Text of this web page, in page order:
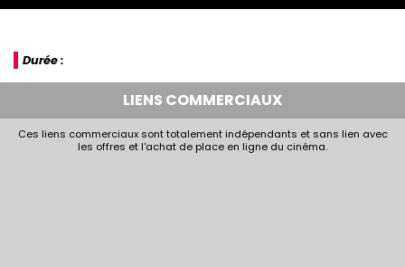
Durée :
LIENS COMMERCIAUX
Ces liens commerciaux sont totalement indépendants et sans lien avec
les offres et l'achat de place en ligne du cinéma.